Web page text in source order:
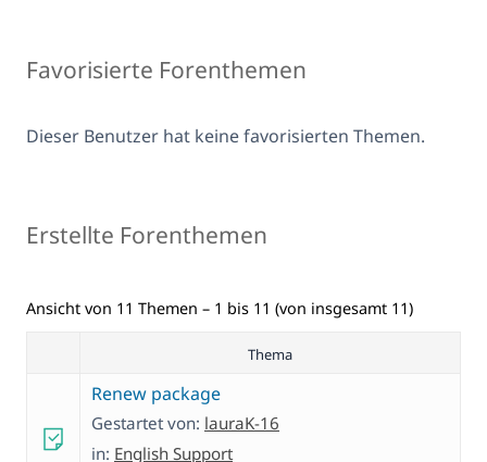
Favorisierte Forenthemen
Dieser Benutzer hat keine favorisierten Themen.
Erstellte Forenthemen
Ansicht von 11 Themen – 1 bis 11 (von insgesamt 11)
Thema
Renew package
Gestartet von: lauraK-16
in: English Support